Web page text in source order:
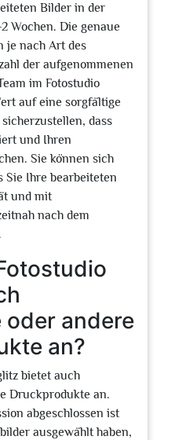
Bilder in der
Wochen. Die genaue
je nach Art des
der aufgenommenen
im Fotostudio
auf eine sorgfältige
dass
und Ihren
Sie können sich
Sie Ihre bearbeiteten
und mit
nach dem
oder andere
an?
bietet auch
Druckprodukte an.
abgeschlossen ist
ausgewählt haben,